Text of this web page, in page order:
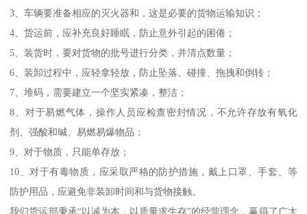
3、车辆要准备相应的灭火器和，这是必要的货物运输知识；
4、货运前，应补充良好睡眠，防止意外引起的困倦；
5、装货时，要对货物的批号进行分类，并清点数量；
6、装卸过程中，应轻拿轻放，防止坠落、碰撞、拖拽和倒转；
7、堆码，需要建立一个坚实紧凑，整洁；
8、对于易燃气体，操作人员应检查密封情况，不允许存放有氧化
剂、强酸和碱、易燃易爆物品；
9、对于物质，只能单存放；
10、对于有毒物质，应采取严格的防护措施，戴上口罩、手套、等
防护用品，应避免非装卸时间和与货物接触。
我们货运部秉承“以诚为本，以质量求生存”的经营理念，赢得了广大